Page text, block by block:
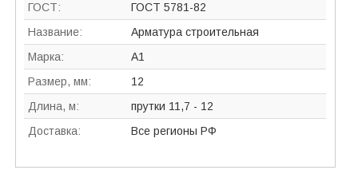
ГОСТ:
ГОСТ 5781-82
Название:
Арматура строительная
Марка:
А1
Размер, мм:
12
Длина, м:
прутки 11,7 - 12
Доставка:
Все регионы РФ